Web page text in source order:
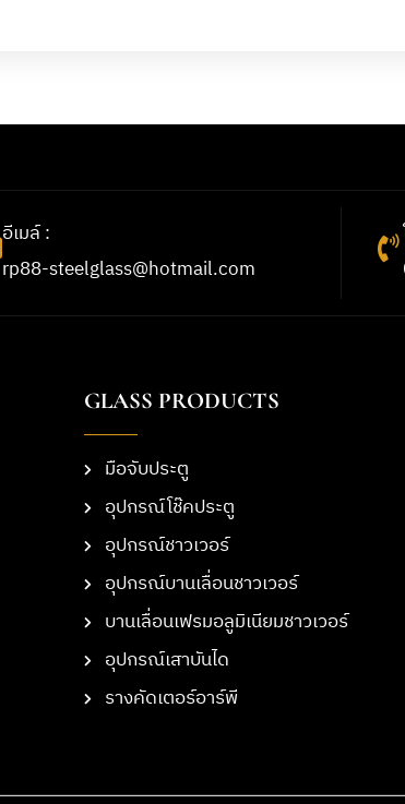
อีเมล์ :
rp88-steelglass@hotmail.com
GLASS PRODUCTS
มือจับประตู
อุปกรณ์โช๊คประตู
อุปกรณ์ชาวเวอร์
อุปกรณ์บานเลื่อนชาวเวอร์
บานเลื่อนเฟรมอลูมิเนียมชาวเวอร์
อุปกรณ์เสาบันได
รางคัดเตอร์อาร์พี